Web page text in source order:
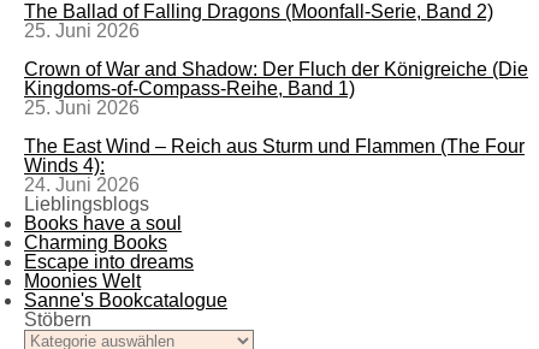
The Ballad of Falling Dragons (Moonfall-Serie, Band 2)
25. Juni 2026
Crown of War and Shadow: Der Fluch der Königreiche (Die
Kingdoms-of-Compass-Reihe, Band 1)
25. Juni 2026
The East Wind – Reich aus Sturm und Flammen (The Four
Winds 4):
24. Juni 2026
Lieblingsblogs
Books have a soul
Charming Books
Escape into dreams
Moonies Welt
Sanne's Bookcatalogue
Stöbern
Stöbern